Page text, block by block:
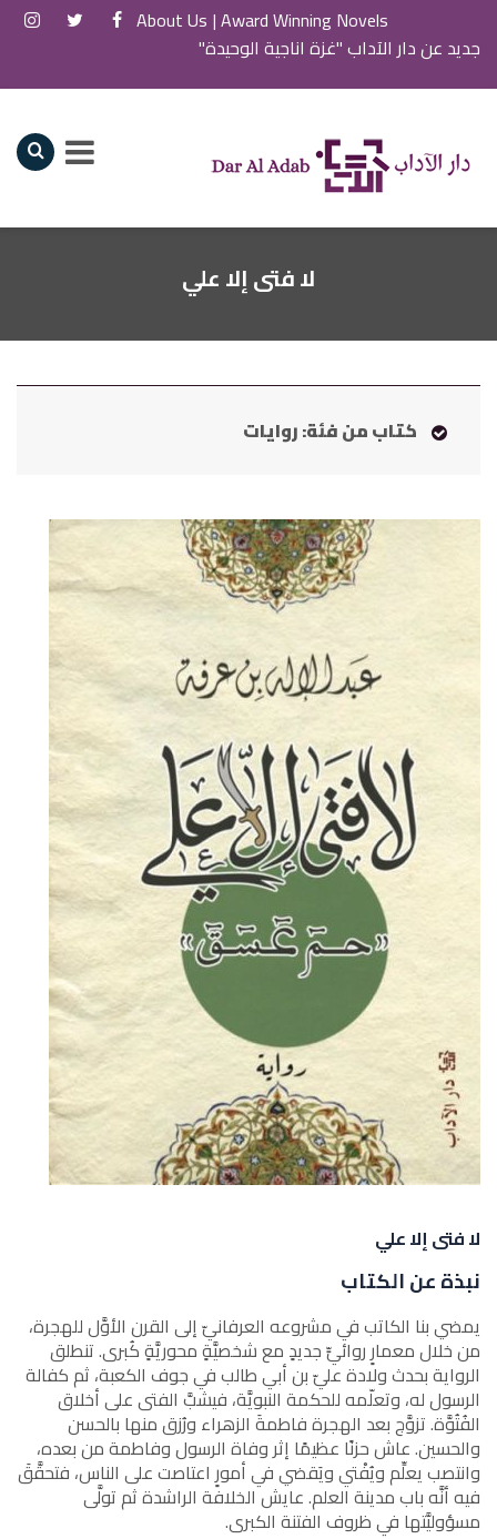
Award Winning Novels |
About Us
جديد عن دار الآداب "غزة اناجية الوحيدة"
لا فتى إلا علي
كتاب من فئة: روايات
لا فتى إلا علي
نبذة عن الكتاب
يمضي بنا الكاتب في مشروعه العرفانيّ إلى القرن الأوَّل للهجرة،
من خلال معمارٍ روائيٍّ جديدٍ مع شخصيَّةٍ محوريَّةٍ كُبرى. تنطلق
الرواية بحدث ولادة عليّ بن أبي طالب في جوف الكعبة، ثم كفالة
الرسول له، وتعلّمه للحكمة النبويَّة، فيشبَّ الفتى على أخلاق
الفُتُوَّة. تزوَّج بعد الهجرة فاطمةَ الزهراء ورُزق منها بالحسن
والحسين. عاش حزنًا عظيمًا إثر وفاة الرسول وفاطمة من بعده،
وانتصب يعلِّم ويُفْتي ويَقضي في أمورٍ اعتاصت على الناس، فتحقَّقَ
فيه أنَّه باب مدينة العلم. عايش الخلافة الراشدة ثم تولَّى
مسؤوليَّتها في ظروف الفتنة الكبرى.